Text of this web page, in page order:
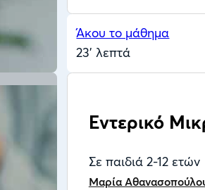
Άκου το μάθημα
23' λεπτά
Εντερικό
Σε παιδιά 2-12 ετών
Μαρία